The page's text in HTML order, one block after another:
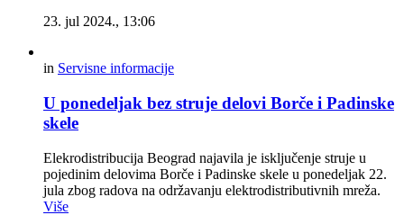
23. jul 2024., 13:06
in Servisne informacije
U ponedeljak bez struje delovi Borče i Padinske
skele
Elekrodistribucija Beograd najavila je isključenje struje u
pojedinim delovima Borče i Padinske skele u ponedeljak 22.
jula zbog radova na održavanju elektrodistributivnih mreža.
Više